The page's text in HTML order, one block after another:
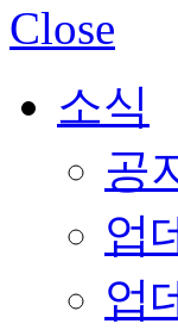
Close
소식
공
업
업